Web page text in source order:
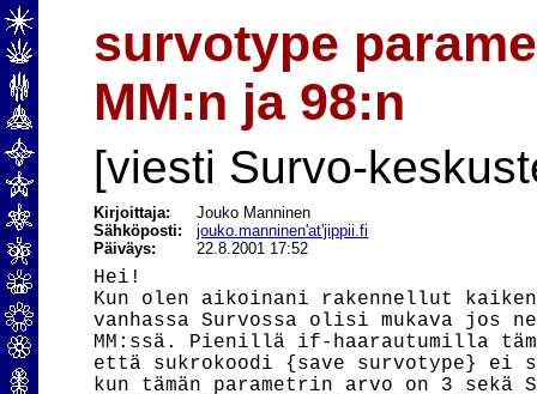
survotype
MM:n ja 98:n
[viesti Survo-
Kirjoittaja:
Jouko Manninen
Sähköposti:jouko.manninen'at'jippii.fi
Päiväys:
22.8.2001 17:52
Hei!
Kun olen aikoinani rakennellut
vanhassa Survossa olisi mukava jos
MM:ssä. Pienillä if-haarautumilla
että sukrokoodi {save survotype} ei
kun tämän parametrin arvo on 3 sekä